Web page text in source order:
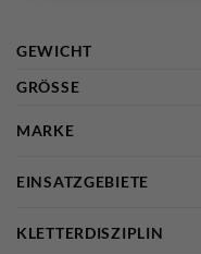
GEWICHT
GRÖSSE
MARKE
EINSATZGEBIETE
KLETTERDISZIPLIN